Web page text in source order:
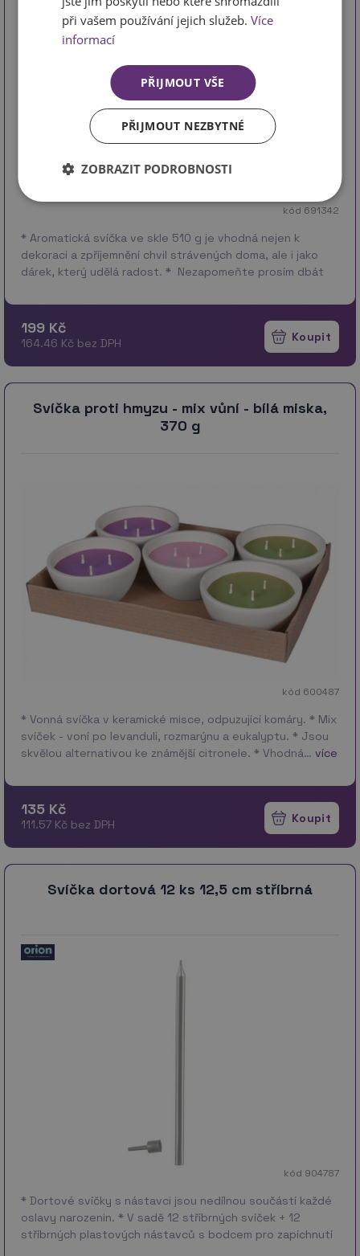
kód 691342
* Aromatická svíčka ve skle 510 g je vhodná nejen k
dekoraci a zpříjemnění chvil strávených doma, ale i jako
dárek, který udělá radost. * Nezapomeňte prosím dbát
199 Kč
164.46 Kč bez DPH
Svíčka proti hmyzu - mix vůní - bílá miska,
370 g
kód 600487
* Vonná svíčka v keramické misce, odpuzující komáry. * Mix
svíček - voní po levanduli, rozmarýnu a eukalyptu. * Jsou
skvělou alternativou ke známější citronele. * Vhodná… více
135 Kč
111.57 Kč bez DPH
Svíčka dortová 12 ks 12,5 cm stříbrná
kód 904787
* Dortové svíčky s nástavci jsou nedílnou součástí každé
oslavy narozenin. * V sadě 12 stříbrných svíček + 12
stříbrných plastových nástavců s bodcem pro zapíchnutí
při vašem používání jejich služeb.Více
informací
PŘIJMOUT VŠE
PŘIJMOUT NEZBYTNÉ
ZOBRAZIT PODROBNOSTI